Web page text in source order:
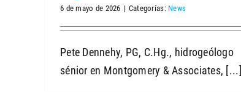
6 de mayo de 2026 | Categorías: News
Pete Dennehy, PG, C.Hg., hidrogeólogo
sénior en Montgomery & Associates, [...]